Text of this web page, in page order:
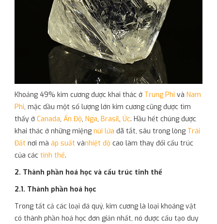
Khoảng 49% kim cương được khai thác ở Trung Phi và Nam
Phi, mặc dầu một số lượng lớn kim cương cũng được tìm
thấy ở Canada, Ấn Độ, Nga, Brasil, Úc. Hầu hết chúng được
khai thác ở những miệng núi lửa đã tắt, sâu trong lòng Trái
Đất nơi mà áp suất vànhiệt độ cao làm thay đổi cấu trúc
của các tinh thể.
2. Thành phần hoá học và cấu trúc tinh thể
2.1. Thành phần hoá học
Trong tất cả các loại đá quý, kim cương là loại khoáng vật
có thành phần hoá học đơn giản nhất, nó được cấu tạo duy